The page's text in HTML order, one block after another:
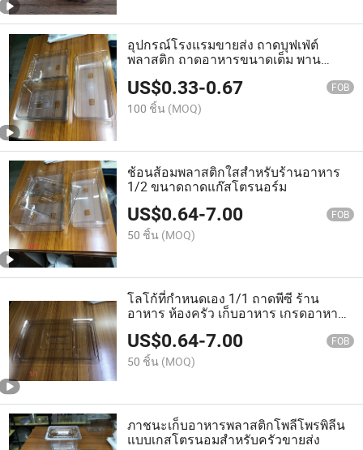
อุปกรณ์โรงแรมขายส่ง ถาดบุฟเฟ่ต์
พลาสติก ถาดอาหารขนาดเต็ม พาน
US$0.33-0.67 FOB
100 ชิ้น (MOQ)
ช้อนส้อมพลาสติกใสสำหรับร้านอาหาร
1/2 ขนาดถาดแก๊สโตรนอร์ม
US$0.64-7.00 FOB
50 ชิ้น (MOQ)
โลโก้ที่กำหนดเอง 1/1 ถาดพีซี ร้าน
อาหาร ห้องครัว เก็บอาหาร เกรดอาหาร
พลาสติกขนาดใหญ่ ถาดอาหาร Gn
US$0.64-7.00 FOB
50 ชิ้น (MOQ)
ภาชนะเก็บอาหารพลาสติกโพลีโพรพิลีน
แบบเกสโตรนอมสำหรับครัวขายส่ง